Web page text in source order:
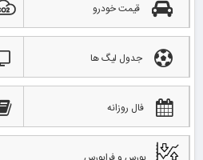
قیمت خودرو
جدول لیگ ها
فال روزانه